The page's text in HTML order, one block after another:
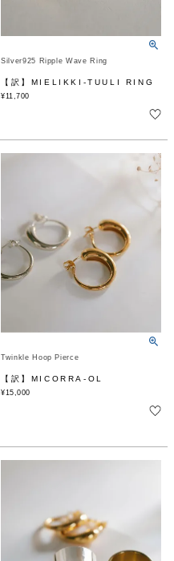
Silver925 Ripple Wave Ring
【訳】MIELIKKI-TUULI RING
¥11,700
Twinkle Hoop Pierce
【訳】MICORRA-OL
¥15,000